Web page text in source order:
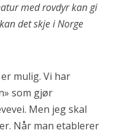
med rovdyr kan gi
det skje i Norge
mulig. Vi har
som gjør
Men jeg skal
Når man etablerer